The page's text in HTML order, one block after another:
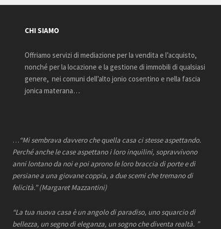
CHI SIAMO
Offriamo servizi di mediazione per la vendita e l’acquisto,
nonché per la locazione e la gestione di immobili di qualsiasi
genere, nei comuni dell’alto jonio cosentino e nella fascia
jonica materana…
…“Mi sembrava davvero che quella casa ci stesse aspettando.
Perché anche le case aspettano i loro inquilini, sopravvivono
anni lontano da noi e poi aprono le loro braccia di porte e di
persiane a una giovane coppia, a due scemi che tremano di
felicità.”(Margaret Mazzantini)
“La tua nuova casa è un angolo di paradiso, uno squarcio di
bellezza, un segno di eleganza, un sogno che diventa realtà. ”